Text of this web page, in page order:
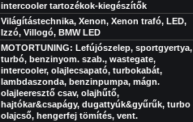
intercooler tartozékok-kiegészítők
Világítástechnika, Xenon, Xenon trafó, LED,
Izzó, Villogó, BMW LED
MOTORTUNING: Lefújószelep, sportgyertya,
turbó, benzinyom. szab., wastegate,
intercooler, olajlecsapató, turbokabát,
lambdaszonda, benzinpumpa, mágn.
olajleeresztő csav, olajhűtő,
hajtókar&csapágy, dugattyúk&gyűrűk, turbo
olajcső, hengerfej tömítés, vent.